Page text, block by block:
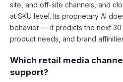
site, and off-site channels, and
at SKU level. Its proprietary AI
behavior — it predicts the next 30
product needs, and brand
Which retail media
support?